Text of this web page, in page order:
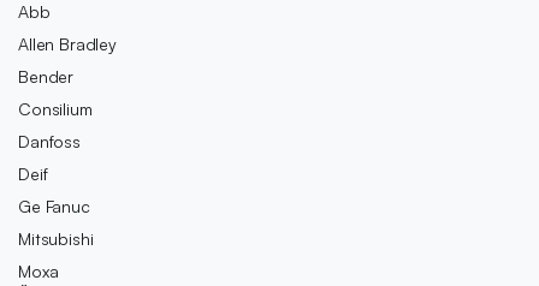
Abb
Allen Bradley
Bender
Consilium
Danfoss
Deif
Ge Fanuc
Mitsubishi
Moxa